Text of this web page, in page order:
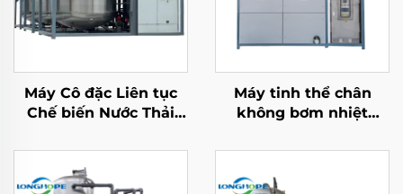
Máy Cô đặc Liên tục
Chế biến Nước Thải
không Tự động
Máy tinh thể chân
không bơm nhiệt
kiệm năng lượng cao